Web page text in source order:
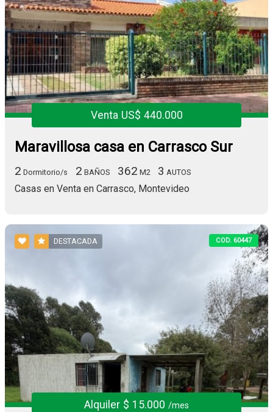
Venta US$ 440.000
Maravillosa casa en Carrasco Sur
2 Dormitorio/s 2 BAÑOS 362 M2 3 AUTOS
Casas en Venta en Carrasco, Montevideo
DESTACADA COD. 60447
Alquiler $ 15.000 /mes